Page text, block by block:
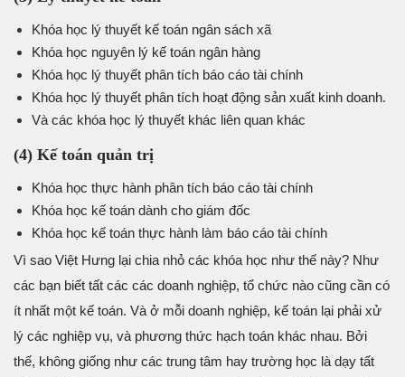
Khóa học lý thuyết kế toán ngân sách xã
Khóa học nguyên lý kế toán ngân hàng
Khóa học lý thuyết phân tích báo cáo tài chính
Khóa học lý thuyết phân tích hoạt động sản xuất kinh doanh.
Và các khóa học lý thuyết khác liên quan khác
(4) Kế toán quản trị
Khóa học thực hành phân tích báo cáo tài chính
Khóa học kế toán dành cho giám đốc
Khóa học kế toán thực hành làm báo cáo tài chính
Vì sao Việt Hưng lại chia nhỏ các khóa học như thế này? Như
các bạn biết tất các các doanh nghiệp, tổ chức nào cũng cần có
ít nhất một kế toán. Và ở mỗi doanh nghiệp, kế toán lại phải xử
lý các nghiệp vụ, và phương thức hạch toán khác nhau. Bởi
thế, không giống như các trung tâm hay trường học là dạy tất